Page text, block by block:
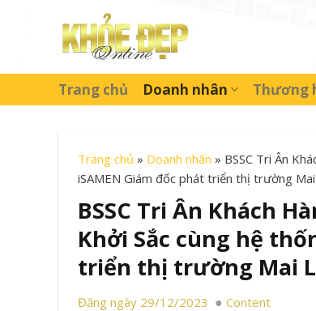
Trang chủ Doanh nhân Thương
Trang chủ » Doanh nhân » BSSC Tri Ân
iSAMEN Giám đốc phát triển thị trường Mai
BSSC Tri Ân Khách
Khởi Sắc cùng hệ
triển thị trường Mai
Đăng ngày 29/12/2023 Content